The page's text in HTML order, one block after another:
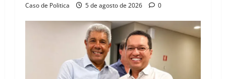
Caso de Politica 5 de agosto de 2026 0